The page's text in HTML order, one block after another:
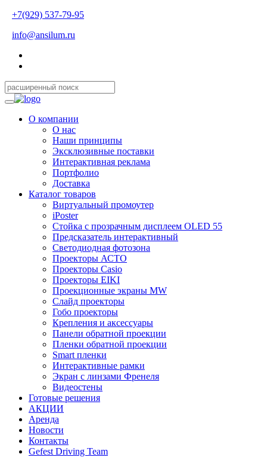
+7(929) 537-79-95
info@ansilum.ru
О компании
О нас
Наши принципы
Эксклюзивные поставки
Интерактивная реклама
Портфолио
Доставка
Каталог товаров
Виртуальный промоутер
iPoster
Стойка с прозрачным дисплеем OLED 55
Предсказатель интерактивный
Светодиодная фотозона
Проекторы АСТО
Проекторы Casio
Проекторы EIKI
Проекционные экраны MW
Слайд проекторы
Гобо проекторы
Крепления и аксессуары
Панели обратной проекции
Пленки обратной проекции
Smart пленки
Интерактивные рамки
Экран с линзами Френеля
Видеостены
Готовые решения
АКЦИИ
Аренда
Новости
Контакты
Gefest Driving Team